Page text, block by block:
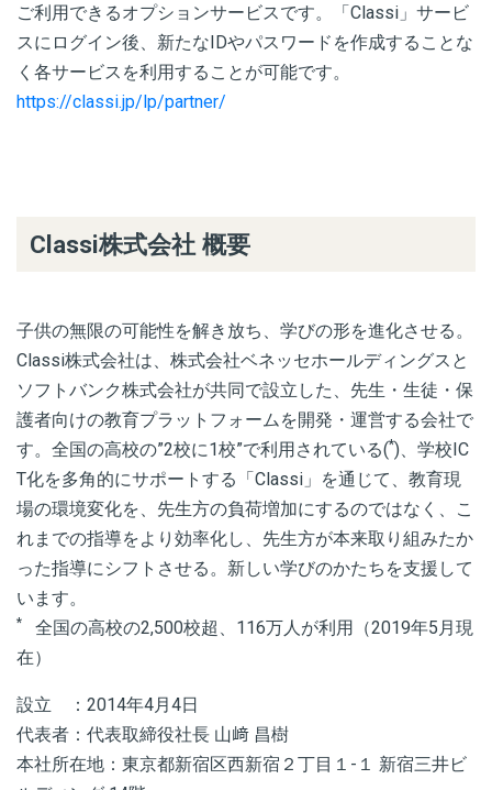
ご利用できるオプションサービスです。「Classi」サービ
スにログイン後、新たなIDやパスワードを作成することな
く各サービスを利用することが可能です。
https://classi.jp/lp/partner/
Classi株式会社 概要
子供の無限の可能性を解き放ち、学びの形を進化させる。
Classi株式会社は、株式会社ベネッセホールディングスと
ソフトバンク株式会社が共同で設立した、先生・生徒・保
護者向けの教育プラットフォームを開発・運営する会社で
す。全国の高校の”2校に1校”で利用されている(*)、学校IC
T化を多角的にサポートする「Classi」を通じて、教育現
場の環境変化を、先生方の負荷増加にするのではなく、こ
れまでの指導をより効率化し、先生方が本来取り組みたか
った指導にシフトさせる。新しい学びのかたちを支援して
います。
* 全国の高校の2,500校超、116万人が利用（2019年5月現
在）
設立 ：2014年4月4日
代表者：代表取締役社長 山﨑 昌樹
本社所在地：東京都新宿区西新宿２丁目１-１ 新宿三井ビ